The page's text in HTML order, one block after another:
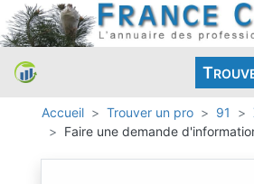
T
Accueil Trouver un pro 91
Faire une demande